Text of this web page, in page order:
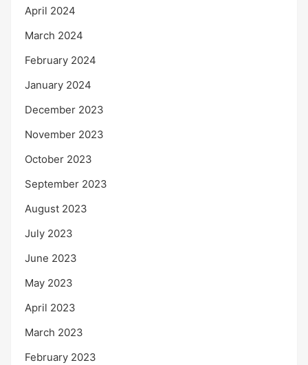
April 2024
March 2024
February 2024
January 2024
December 2023
November 2023
October 2023
September 2023
August 2023
July 2023
June 2023
May 2023
April 2023
March 2023
February 2023